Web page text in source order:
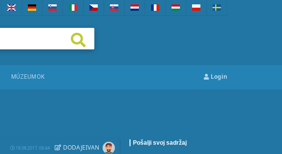
MÚZEUMOK Login
Pošalji svoj sadržaj
18.08.2017. 09:44 DODAJEIVAN